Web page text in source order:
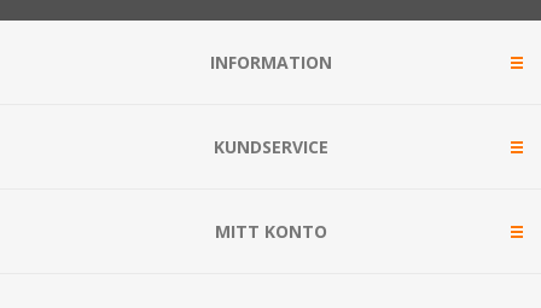
INFORMATION
KUNDSERVICE
MITT KONTO